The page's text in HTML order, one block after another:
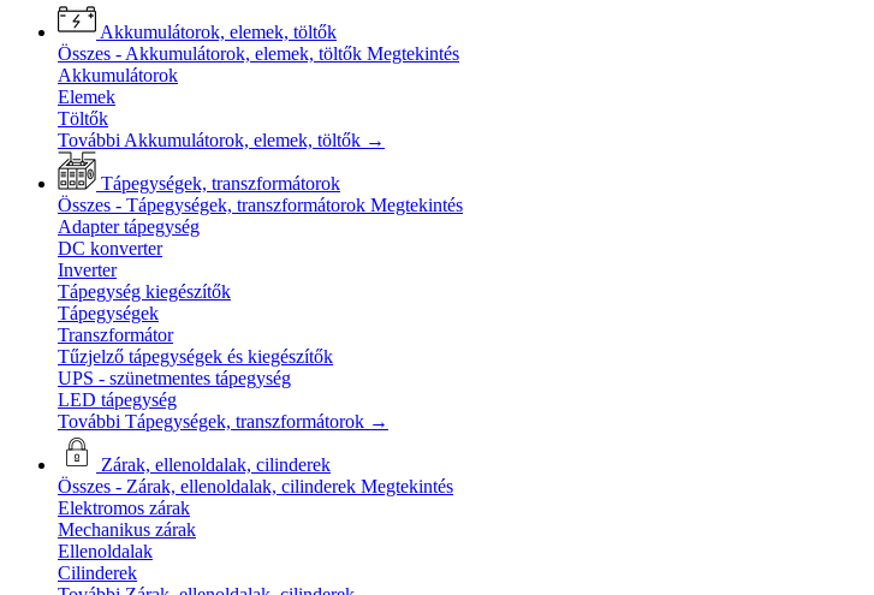
Akkumulátorok, elemek, töltők
Összes - Akkumulátorok, elemek, töltők Megtekintés
Akkumulátorok
Elemek
Töltők
További Akkumulátorok, elemek, töltők →
Tápegységek, transzformátorok
Összes - Tápegységek, transzformátorok Megtekintés
Adapter tápegység
DC konverter
Inverter
Tápegység kiegészítők
Tápegységek
Transzformátor
Tűzjelző tápegységek és kiegészítők
UPS - szünetmentes tápegység
LED tápegység
További Tápegységek, transzformátorok →
Zárak, ellenoldalak, cilinderek
Összes - Zárak, ellenoldalak, cilinderek Megtekintés
Elektromos zárak
Mechanikus zárak
Ellenoldalak
Cilinderek